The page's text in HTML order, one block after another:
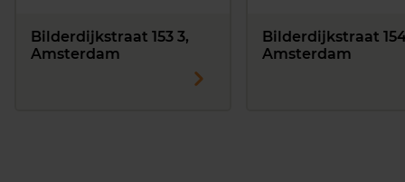
Bilderdijkstraat 153 3,
Amsterdam
Bilderdijkstraat 154
Amsterdam